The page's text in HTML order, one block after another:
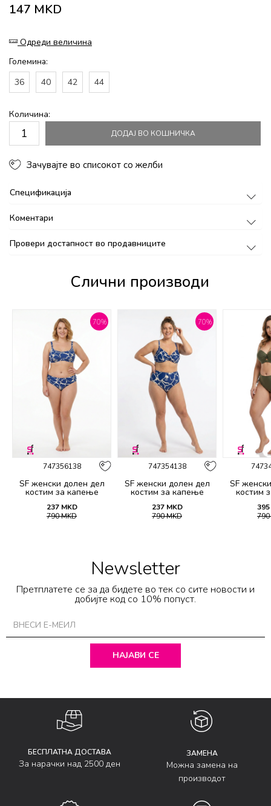
147 MKD
Одреди величина
Големина:
36
40 42 44
Количина:
ДОДАЈ ВО КОШНИЧКА
Зачувајте во списокот со желби
Спецификација
Коментари
Провери достапност во продавниците
Слични производи
70%
747356138
SF женски долен дел
костим за капење
237 MKD
790MKD
70%
747354138
SF женски долен дел
костим за капење
237 MKD
790MKD
SF
костим
395
790
Newsletter
Претплатете се за да бидете во тек со сите новости и
добијте код со 10% попуст.
НАЈАВИ СЕ
БЕСПЛАТНА ДОСТАВА
За нарачки над 2500 ден
ЗАМЕНА
Можна замена на
производот